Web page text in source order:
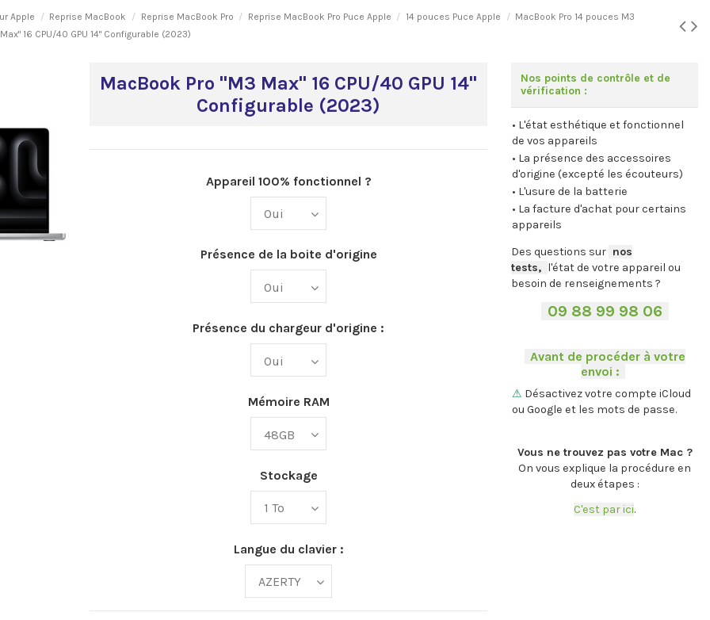
Apple Reprise MacBook Reprise MacBook Pro Reprise MacBook Pro Puce Apple 14 pouces Puce Apple
MacBook Pro 14 pouces M3
16 CPU/40 GPU 14" Configurable (2023)
MacBook Pro "M3 Max" 16 CPU/40 GPU 14"
Configurable (2023)
Appareil 100% fonctionnel ?
Présence de la boite d'origine
Présence du chargeur d'origine :
Mémoire RAM
Stockage
Langue du clavier :
Nos points de contrôle et de
vérification :
• L'état esthétique et fonctionnel
de vos appareils
• La présence des accessoires
d'origine (excepté les écouteurs)
• L'usure de la batterie
• La facture d'achat pour certains
appareils
Des questions sur nos
tests, l'état de votre appareil ou
besoin de renseignements ?
09 88 99 98 06
Avant de procéder à votre
envoi :
⚠ Désactivez votre compte iCloud
ou Google et les mots de passe.
Vous ne trouvez pas votre Mac ?
On vous explique la procédure en
deux étapes :
C'est par ici.